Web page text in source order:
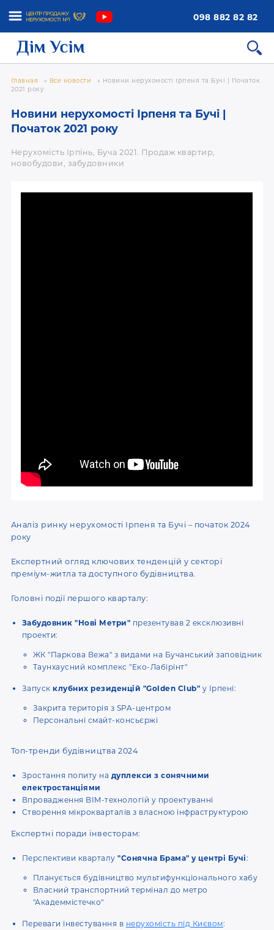
098 882 82 82
Главная » Все новости » Новини нерухомості Ірпеня та Бучі | Початок
2021 року
Новини нерухомості Ірпеня та Бучі |
Початок 2021 року
Нерухомість Ірпінь, Буча 2021. Продаж квартир,
новобудови, забудовники
Аналіз ринку нерухомості Ірпеня та Бучі – початок 2024
року
Експертний огляд ключових тенденцій у секторі
преміум-житла та доступного будівництва.
Головні події першого кварталу:
Забудовник "Нові Метри" презентував 2 ексклюзивні
проекти:
ЖК "Паркова Вежа" з видами на Бучанський заповідник
Таунхаусний комплекс "Еко-Лабірінт"
Запускклубних резиденцій "Golden Club" у Ірпені:
Закрита територія з SPA-центром
Персональні смайт-консьєржі
Топ-тренди будівництва 2024
Зростання попиту на дуплекси з сонячними
електростанціями
Впровадження BIM-технологій у проектуванні
Створення мікрокварталів з власною інфраструктурою
Експертні поради інвесторам:
Перспективи кварталу"Сонячна Брама" у центрі Бучі:
Планується будівництво мультифункціонального хабу
Власний транспортний термінал до метро
"Академмістечко"
Переваги інвестування в нерухомість під Києвом: